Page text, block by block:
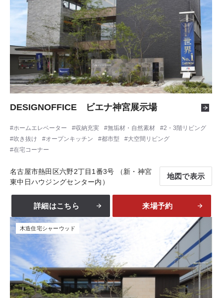
DESIGNOFFICE ビエナ神宮展示場
ホームエレベーター 収納充実 無垢材・自然素材
2・3階リビング
吹き抜け
オープンキッチン 都市型
大空間リビング
在宅コーナー
名古屋市熱田区六野2丁目1番3号 （新・神宮
東中日ハウジングセンター内）
地図で表示
詳細はこちら 来場予約
木造住宅シャーウッド